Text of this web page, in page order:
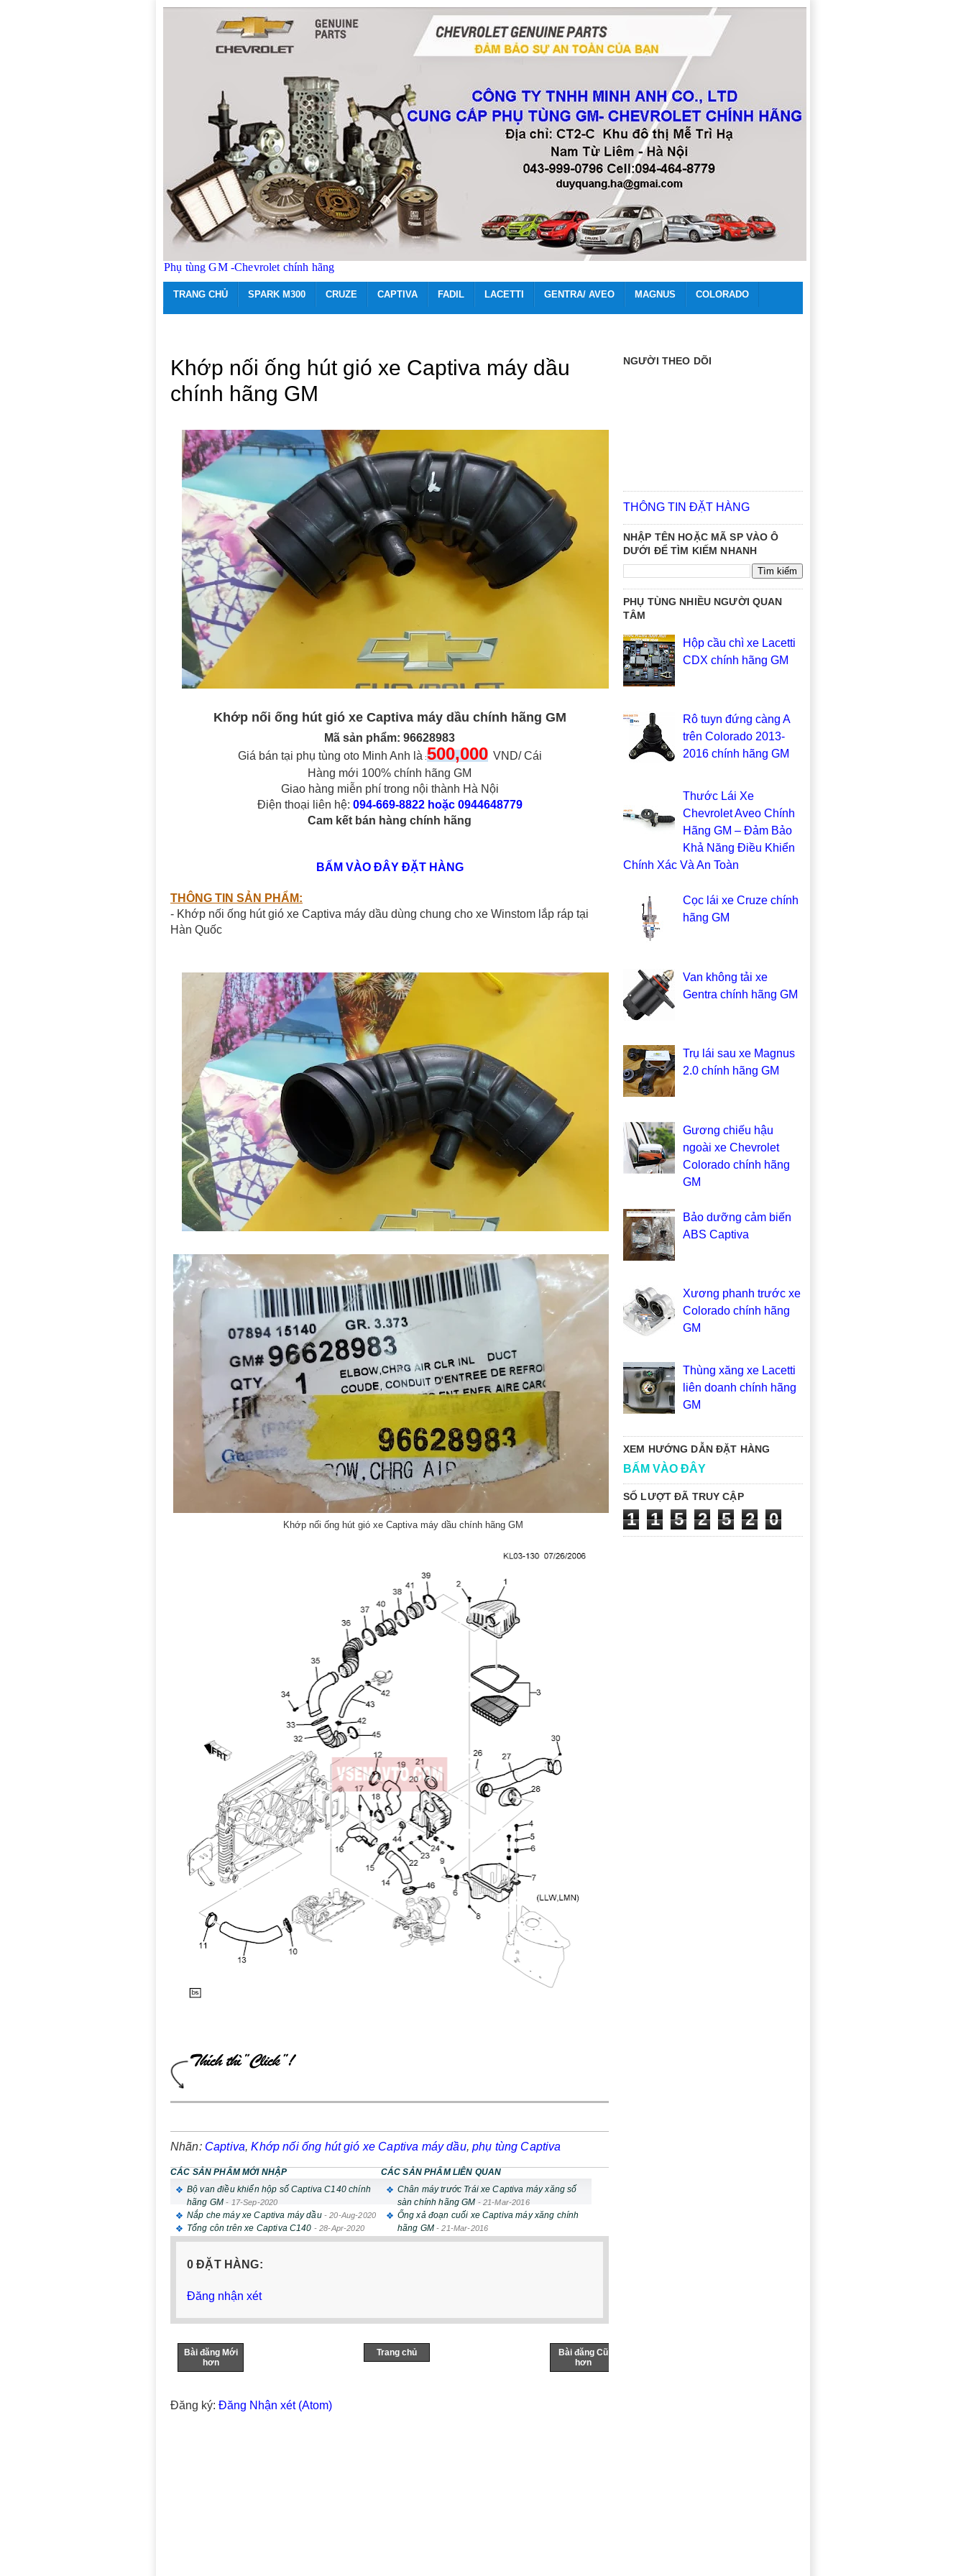
Phụ tùng GM -Chevrolet chính hãng
TRANG CHỦ SPARK M300 CRUZE CAPTIVA FADIL LACETTI GENTRA/ AVEO MAGNUS COLORADO
Khớp nối ống hút gió xe Captiva máy dầu
chính hãng GM
Khớp nối ống hút gió xe Captiva máy dầu chính hãng GM
Mã sản phẩm: 96628983
Giá bán tại phụ tùng oto Minh Anh là :500,000 VND/ Cái
Hàng mới 100% chính hãng GM
Giao hàng miễn phí trong nội thành Hà Nội
Điện thoại liên hệ: 094-669-8822 hoặc 0944648779
Cam kết bán hàng chính hãng
BẤM VÀO ĐÂY ĐẶT HÀNG
THÔNG TIN SẢN PHẨM:
- Khớp nối ống hút gió xe Captiva máy dầu dùng chung cho xe Winstom lắp ráp tại
Hàn Quốc
Khớp nối ống hút gió xe Captiva máy dầu chính hãng GM
Nhãn: Captiva,Khớp nối ống hút gió xe Captiva máy dầu, phụ tùng Captiva
CÁC SẢN PHẨM MỚI NHẬP
Bộ van điều khiển hộp số Captiva C140 chính
hãng GM - 17-Sep-2020
Nắp che máy xe Captiva máy dầu-20-Aug-2020
Tổng côn trên xe Captiva C140 -28-Apr-2020
CÁC SẢN PHẨM LIÊN QUAN
Chân máy trước Trái xe Captiva máy xăng số
sàn chính hãng GM -21-Mar-2016
Ống xả đoạn cuối xe Captiva máy xăng chính
hãng GM-21-Mar-2016
0 ĐẶT HÀNG:
Đăng nhận xét
Bài đăng Mới
hơn
Bài đăng Cũ
hơn
Trang chủ
Đăng ký: Đăng Nhận xét (Atom)
NGƯỜI THEO DÕI
THÔNG TIN ĐẶT HÀNG
NHẬP TÊN HOẶC MÃ SP VÀO Ô
DƯỚI ĐỂ TÌM KIẾM NHANH
PHỤ TÙNG NHIỀU NGƯỜI QUAN
TÂM
Hộp cầu chì xe Lacetti
CDX chính hãng GM
Rô tuyn đứng càng A
trên Colorado 2013-
2016 chính hãng GM
Thước Lái Xe
Chevrolet Aveo Chính
Hãng GM – Đảm Bảo
Khả Năng Điều Khiển
Chính Xác Và An Toàn
Cọc lái xe Cruze chính
hãng GM
Van không tải xe
Gentra chính hãng GM
Trụ lái sau xe Magnus
2.0 chính hãng GM
Gương chiếu hậu
ngoài xe Chevrolet
Colorado chính hãng
GM
Bảo dưỡng cảm biến
ABS Captiva
Xương phanh trước xe
Colorado chính hãng
GM
Thùng xăng xe Lacetti
liên doanh chính hãng
GM
XEM HƯỚNG DẪN ĐẶT HÀNG
BẤM VÀO ĐÂY
SỐ LƯỢT ĐÃ TRUY CẬP
1 1 5 2 5 2 0